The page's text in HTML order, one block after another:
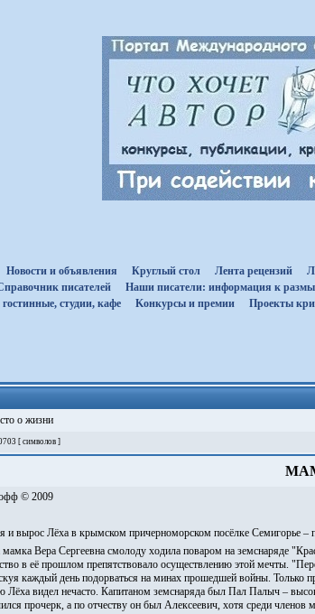
Новости и объявления Круглый стол Лента рецензий
писателей Наши писатели: информация к
студии, кафе
Kонкурсы и премии Проекты
о жизни
[ символов ]
© 2009
и вырос Лёха в крымском причерноморском посёлке Семигорье –
Вера Сергеевна смолоду ходила поваром на земcнаряде
в её прошлом препятствовало осуществлению этой мечты.
каждый день подорваться на минах прошедшей войны. Только
Лёха видел нечасто. Капитаном земcнаряда был Пал Палыч –
прочерк, а по отчеству он был Алексеевич, хотя среди